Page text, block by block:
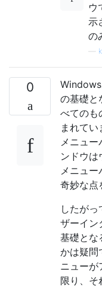
ウ
示
の
0
の基礎と
べてのも
まれて
メニュ
ンドウは
メニュ
奇妙な点
したが
ザーイン
基礎とな
かは疑問
ニューが
限り、そ